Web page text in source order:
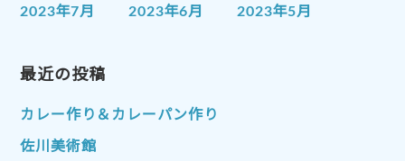
2023年7月 2023年6月 2023年5月
2023年1月
2022年10月 2022年9月
2022年7月
最近の投稿
カレー作り＆カレーパン作り
佐川美術館